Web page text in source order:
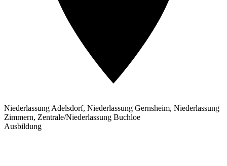
Niederlassung Adelsdorf, Niederlassung Gernsheim, Niederlassung
Zimmern, Zentrale/Niederlassung Buchloe
Ausbildung